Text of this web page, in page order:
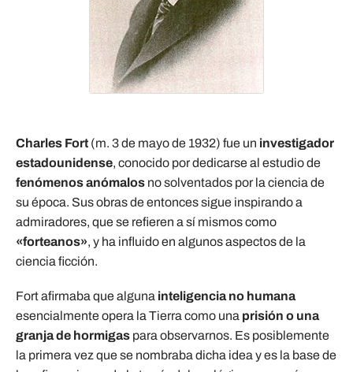
Charles Fort (m. 3 de mayo de 1932) fue un investigador
estadounidense, conocido por dedicarse al estudio de
fenómenos anómalos no solventados por la ciencia de
su época. Sus obras de entonces sigue inspirando a
admiradores, que se refieren a sí mismos como
«forteanos», y ha influido en algunos aspectos de la
ciencia ficción.
Fort afirmaba que alguna inteligencia no humana
esencialmente opera la Tierra como una prisión o una
granja de hormigas para observarnos. Es posiblemente
la primera vez que se nombraba dicha idea y es la base de